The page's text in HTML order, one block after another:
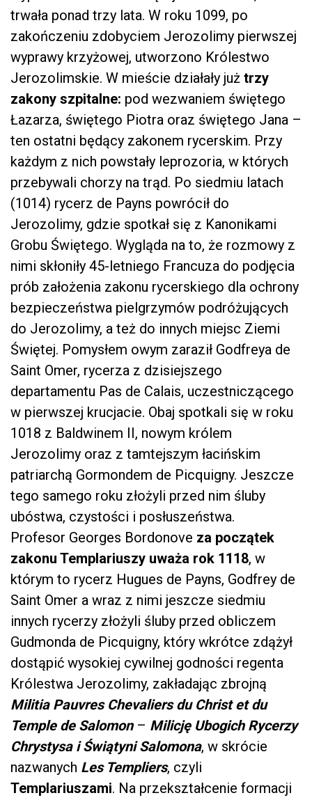
trwała ponad trzy lata. W roku 1099, po
zakończeniu zdobyciem Jerozolimy pierwszej
wyprawy krzyżowej, utworzono Królestwo
Jerozolimskie. W mieście działały już trzy
zakony szpitalne: pod wezwaniem świętego
Łazarza, świętego Piotra oraz świętego Jana –
ten ostatni będący zakonem rycerskim. Przy
każdym z nich powstały leprozoria, w których
przebywali chorzy na trąd. Po siedmiu latach
(1014) rycerz de Payns powrócił do
Jerozolimy, gdzie spotkał się z Kanonikami
Grobu Świętego. Wygląda na to, że rozmowy z
nimi skłoniły 45-letniego Francuza do podjęcia
prób założenia zakonu rycerskiego dla ochrony
bezpieczeństwa pielgrzymów podróżujących
do Jerozolimy, a też do innych miejsc Ziemi
Świętej. Pomysłem owym zaraził Godfreya de
Saint Omer, rycerza z dzisiejszego
departamentu Pas de Calais, uczestniczącego
w pierwszej krucjacie. Obaj spotkali się w roku
1018 z Baldwinem II, nowym królem
Jerozolimy oraz z tamtejszym łacińskim
patriarchą Gormondem de Picquigny. Jeszcze
tego samego roku złożyli przed nim śluby
ubóstwa, czystości i posłuszeństwa.
Profesor Georges Bordonove za początek
zakonu Templariuszy uważa rok 1118, w
którym to rycerz Hugues de Payns, Godfrey de
Saint Omer a wraz z nimi jeszcze siedmiu
innych rycerzy złożyli śluby przed obliczem
Gudmonda de Picquigny, który wkrótce zdążył
dostąpić wysokiej cywilnej godności regenta
Królestwa Jerozolimy, zakładając zbrojną
Militia Pauvres Chevaliers du Christ et du
Temple de Salomon – Milicję Ubogich Rycerzy
Chrystysa i Świątyni Salomona, w skrócie
nazwanych Les Templiers, czyli
Templariuszami. Na przekształcenie formacji